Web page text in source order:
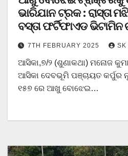
ଭାରିଯାନ ଟ୍ରକ : ରାସ୍ତା
ବସ୍ତା ଫର୍ଟିଫାଏଡ ଭିଟାମିନ
7TH FEBRUARY 2025 SK
ଆସିକା,୭/୨ (ଶୁଣାକଥା) ମନୋଜ
ଆସିକା ଦେବଭୂମି ପଞ୍ଚାୟତ କର୍ପୁର
୧୫୭ ରେ ଆଖୁ ବୋଝେଇ…